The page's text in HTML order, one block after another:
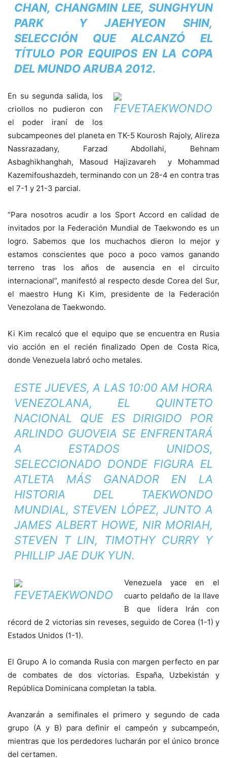
CHAN, CHANGMIN LEE, SUNGHYUN
PARK Y JAEHYEON SHIN,
SELECCIÓN QUE ALCANZÓ EL
TÍTULO POR EQUIPOS EN LA COPA
DEL MUNDO ARUBA 2012.
En su segunda salida, los
criollos no pudieron con
el poder iraní de los
subcampeones del planeta en TK-5 Kourosh Rajoly, Alireza
Nassrazadany, Farzad Abdollahi, Behnam
Asbaghikhanghah, Masoud Hajizavareh y Mohammad
Kazemifoushazdeh, terminando con un 28-4 en contra tras
el 7-1 y 21-3 parcial.
“Para nosotros acudir a los Sport Accord en calidad de
invitados por la Federación Mundial de Taekwondo es un
logro. Sabemos que los muchachos dieron lo mejor y
estamos conscientes que poco a poco vamos ganando
terreno tras los años de ausencia en el circuito
internacional”, manifestó al respecto desde Corea del Sur,
el maestro Hung Ki Kim, presidente de la Federación
Venezolana de Taekwondo.
Ki Kim recalcó que el equipo que se encuentra en Rusia
vio acción en el recién finalizado Open de Costa Rica,
donde Venezuela labró ocho metales.
ESTE JUEVES, A LAS 10:00 AM HORA
VENEZOLANA, EL QUINTETO
NACIONAL QUE ES DIRIGIDO POR
ARLINDO GUOVEIA SE ENFRENTARÁ
A ESTADOS UNIDOS,
SELECCIONADO DONDE FIGURA EL
ATLETA MÁS GANADOR EN LA
HISTORIA DEL TAEKWONDO
MUNDIAL, STEVEN LÓPEZ, JUNTO A
JAMES ALBERT HOWE, NIR MORIAH,
STEVEN T LIN, TIMOTHY CURRY Y
PHILLIP JAE DUK YUN.
Venezuela yace en el
cuarto peldaño de la llave
B que lidera Irán con
récord de 2 victorias sin reveses, seguido de Corea (1-1) y
Estados Unidos (1-1).
El Grupo A lo comanda Rusia con margen perfecto en par
de combates de dos victorias. España, Uzbekistán y
República Dominicana completan la tabla.
Avanzarán a semifinales el primero y segundo de cada
grupo (A y B) para definir el campeón y subcampeón,
mientras que los perdedores lucharán por el único bronce
del certamen.